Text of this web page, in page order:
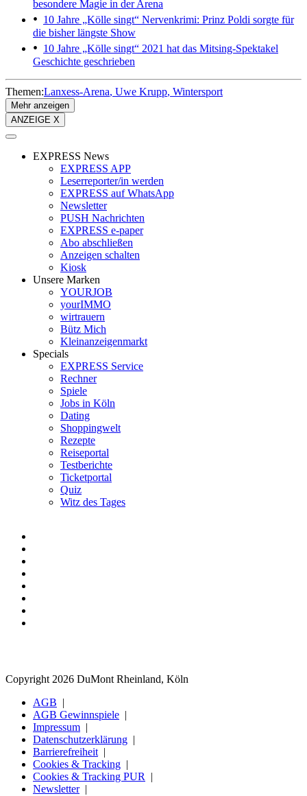
besondere Magie in der Arena
10 Jahre „Kölle singt“ Nervenkrimi: Prinz Poldi sorgte für
die bisher längste Show
10 Jahre „Kölle singt“ 2021 hat das Mitsing-Spektakel
Geschichte geschrieben
Themen:Lanxess-Arena Uwe Krupp Wintersport
Mehr anzeigen
ANZEIGE X
EXPRESS News
EXPRESS APP
Leserreporter/in werden
EXPRESS auf WhatsApp
Newsletter
PUSH Nachrichten
EXPRESS e-paper
Abo abschließen
Anzeigen schalten
Kiosk
Unsere Marken
YOURJOB
yourIMMO
wirtrauern
Bütz Mich
Kleinanzeigenmarkt
Specials
EXPRESS Service
Rechner
Spiele
Jobs in Köln
Dating
Shoppingwelt
Rezepte
Reiseportal
Testberichte
Ticketportal
Quiz
Witz des Tages
Copyright 2026 DuMont Rheinland, Köln
AGB
AGB Gewinnspiele
Impressum
Datenschutzerklärung
Barrierefreiheit
Cookies & Tracking
Cookies & Tracking PUR
Newsletter